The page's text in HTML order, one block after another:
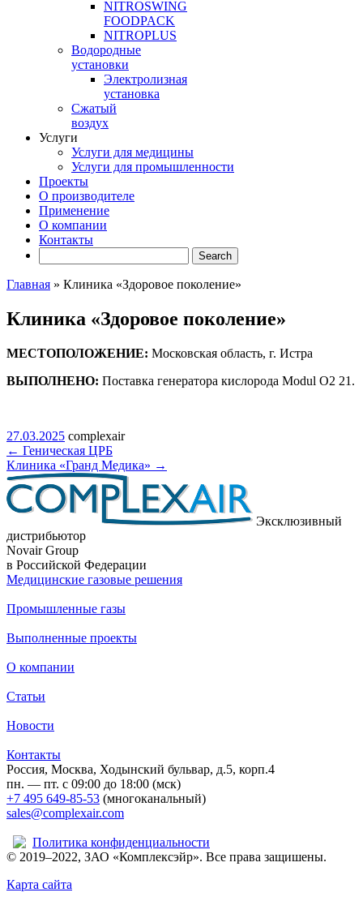
NITROSWING
FOODPACK
NITROPLUS
Водородные
установки
Электролизная
установка
Сжатый
воздух
Услуги
Услуги для медицины
Услуги для промышленности
Проекты
О производителе
Применение
О компании
Контакты
Главная » Клиника «Здоровое поколение»
Клиника «Здоровое поколение»
МЕСТОПОЛОЖЕНИЕ: Московская область, г. Истра
ВЫПОЛНЕНО: Поставка генератора кислорода Modul O2 21.
27.03.2025 complexair
← Геническая ЦРБ
Клиника «Гранд Медика» →
Эксклюзивный
дистрибьютор
Novair Group
в Российской Федерации
Медицинские газовыe решения
Промышленные газы
Выполненные проекты
О компании
Статьи
Новости
Контакты
Россия, Москва, Ходынский бульвар, д.5, корп.4
пн. — пт. с 09:00 до 18:00 (мск)
+7 495 649-85-53 (многоканальный)
sales@complexair.com
Политика конфиденциальности
© 2019–2022, ЗАО «Комплексэйр». Все права защишены.
Карта сайта